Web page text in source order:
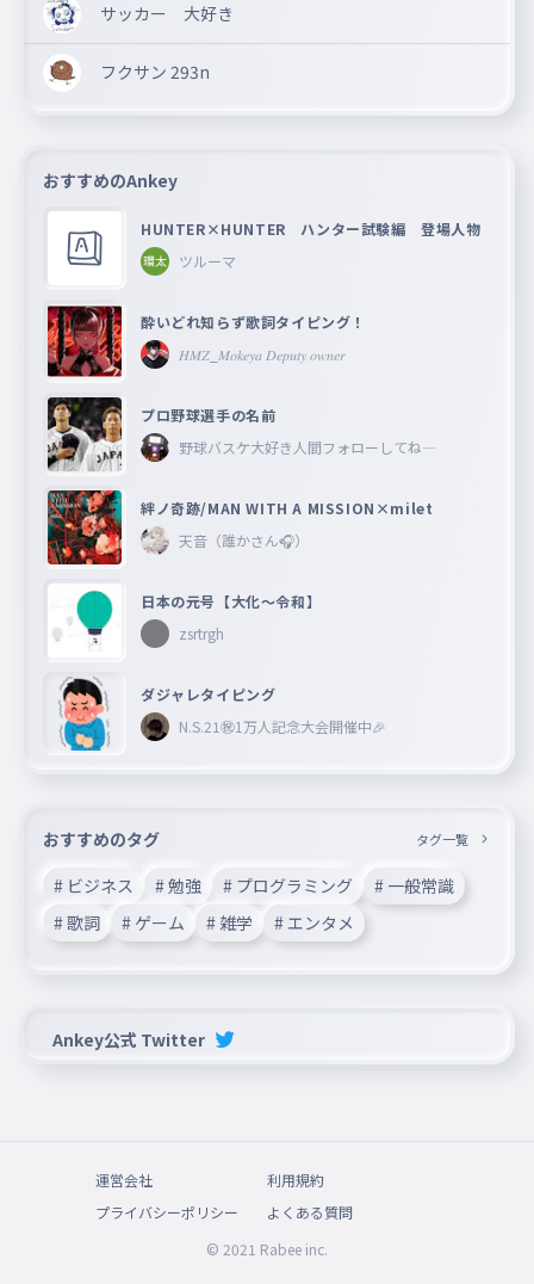
サッカー 大好き
フクサン 293n
おすすめのAnkey
HUNTER×HUNTER ハンター試験編 登場人物
ツルーマ
酔いどれ知らず歌詞タイピング！
𝐻𝑀𝑍_𝑀𝑜𝑘𝑒𝑦𝑎 𝐷𝑒𝑝𝑢𝑡𝑦 𝑜𝑤𝑛𝑒𝑟
プロ野球選手の名前
野球バスケ大好き人間フォローしてね―
絆ノ奇跡/MAN WITH A MISSION×milet
天音（誰かさん🎧）
日本の元号【大化〜令和】
zsrtrgh
ダジャレタイピング
N.S.21㊗︎1万人記念大会開催中🎉
おすすめのタグ タグ一覧
# ビジネス # 勉強 # プログラミング
# 一般常識
# 歌詞
# ゲーム # 雑学 # エンタメ
Ankey公式 Twitter
運営会社
利用規約
プライバシーポリシー
よくある質問
© 2021 Rabee inc.